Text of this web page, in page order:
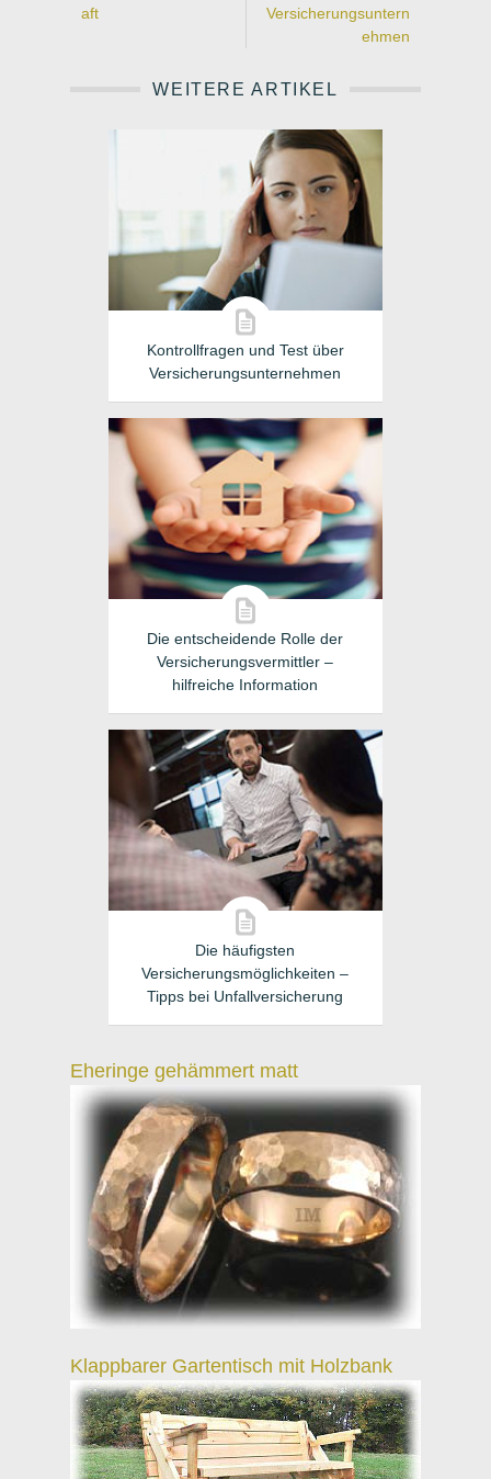
aft
Versicherungsuntern
ehmen
WEITERE ARTIKEL
Kontrollfragen und Test über
Versicherungsunternehmen
Die entscheidende Rolle der
Versicherungsvermittler –
hilfreiche Information
Die häufigsten
Versicherungsmöglichkeiten –
Tipps bei Unfallversicherung
Eheringe gehämmert matt
Klappbarer Gartentisch mit Holzbank